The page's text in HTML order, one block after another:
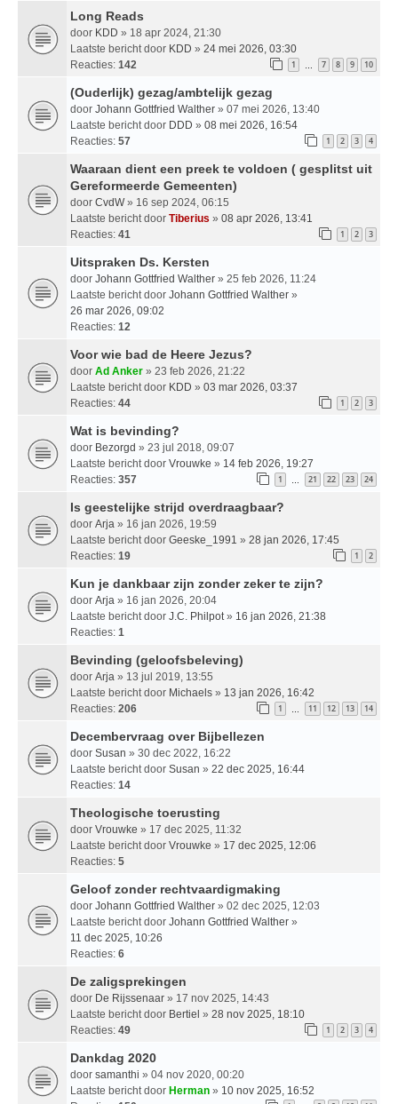
Long Reads
door KDD » 18 apr 2024, 21:30
Laatste bericht door KDD » 24 mei 2026, 03:30
Reacties: 142 1 … 7 8 9 10
(Ouderlijk) gezag/ambtelijk gezag
door Johann Gottfried Walther » 07 mei 2026, 13:40
Laatste bericht door DDD » 08 mei 2026, 16:54
Reacties: 57 1 2 3 4
Waaraan dient een preek te voldoen ( gesplitst uit
Gereformeerde Gemeenten)
door CvdW» 16 sep 2024, 06:15
Laatste bericht door Tiberius » 08 apr 2026, 13:41
Reacties: 41 1 2 3
Uitspraken Ds. Kersten
door Johann Gottfried Walther » 25 feb 2026, 11:24
Laatste bericht door Johann Gottfried Walther »
26 mar 2026, 09:02
Reacties: 12
Voor wie bad de Heere Jezus?
door Ad Anker » 23 feb 2026, 21:22
Laatste bericht door KDD » 03 mar 2026, 03:37
Reacties: 44 1 2 3
Wat is bevinding?
door Bezorgd » 23 jul 2018, 09:07
Laatste bericht door Vrouwke » 14 feb 2026, 19:27
Reacties: 357 1 … 21 22 23 24
Is geestelijke strijd overdraagbaar?
door Arja » 16 jan 2026, 19:59
Laatste bericht door Geeske_1991 » 28 jan 2026, 17:45
Reacties: 19 1 2
Kun je dankbaar zijn zonder zeker te zijn?
door Arja » 16 jan 2026, 20:04
Laatste bericht door J.C. Philpot » 16 jan 2026, 21:38
Reacties: 1
Bevinding (geloofsbeleving)
door Arja » 13 jul 2019, 13:55
Laatste bericht door Michaels » 13 jan 2026, 16:42
Reacties: 206 1 … 11 12 13 14
Decembervraag over Bijbellezen
door Susan » 30 dec 2022, 16:22
Laatste bericht door Susan » 22 dec 2025, 16:44
Reacties: 14
Theologische toerusting
door Vrouwke » 17 dec 2025, 11:32
Laatste bericht door Vrouwke » 17 dec 2025, 12:06
Reacties: 5
Geloof zonder rechtvaardigmaking
door Johann Gottfried Walther » 02 dec 2025, 12:03
Laatste bericht door Johann Gottfried Walther »
11 dec 2025, 10:26
Reacties: 6
De zaligsprekingen
door De Rijssenaar » 17 nov 2025, 14:43
Laatste bericht door Bertiel » 28 nov 2025, 18:10
Reacties: 49 1 2 3 4
Dankdag 2020
door samanthi » 04 nov 2020, 00:20
Laatste bericht door Herman » 10 nov 2025, 16:52